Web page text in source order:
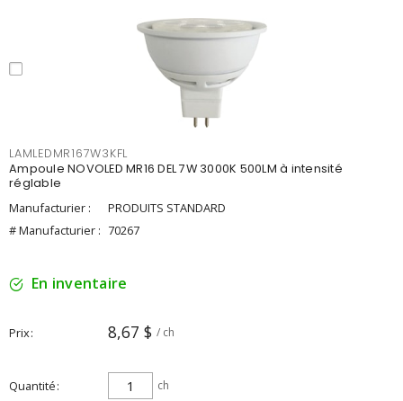
LAMLEDMR167W3KFL
Ampoule NOVOLED MR16 DEL 7W 3000K 500LM à intensité
réglable
Manufacturier :
PRODUITS STANDARD
# Manufacturier : 70267
En inventaire
Prix 8,67 $ / ch
Quantité ch